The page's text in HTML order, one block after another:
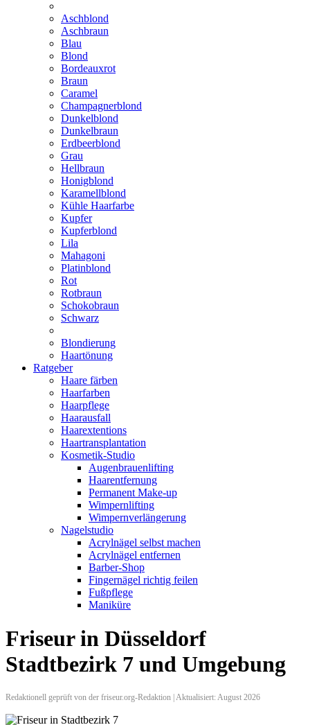
Aschblond
Aschbraun
Blau
Blond
Bordeauxrot
Braun
Caramel
Champagnerblond
Dunkelblond
Dunkelbraun
Erdbeerblond
Grau
Hellbraun
Honigblond
Karamellblond
Kühle Haarfarbe
Kupfer
Kupferblond
Lila
Mahagoni
Platinblond
Rot
Rotbraun
Schokobraun
Schwarz
Blondierung
Haartönung
Ratgeber
Haare färben
Haarfarben
Haarpflege
Haarausfall
Haarextentions
Haartransplantation
Kosmetik-Studio
Augenbrauenlifting
Haarentfernung
Permanent Make-up
Wimpernlifting
Wimpernverlängerung
Nagelstudio
Acrylnägel selbst machen
Acrylnägel entfernen
Barber-Shop
Fingernägel richtig feilen
Fußpflege
Maniküre
Friseur in Düsseldorf
Stadtbezirk 7 und Umgebung
Redaktionell geprüft von der friseur.org-Redaktion | Aktualisiert: August 2026